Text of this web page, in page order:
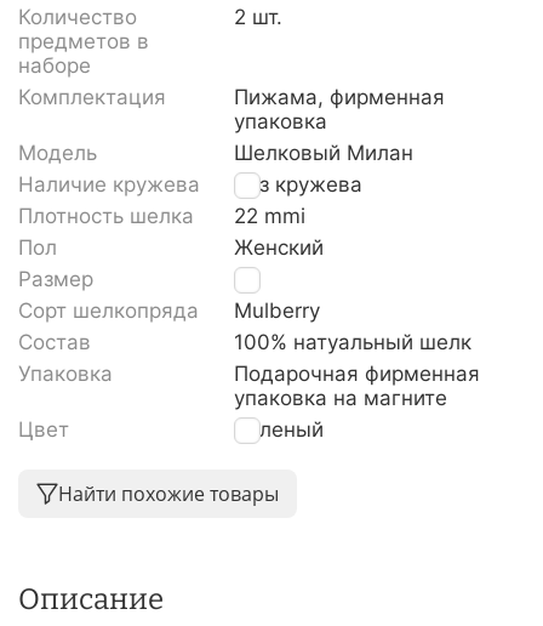
Количество
предметов в
наборе
2 шт.
Комплектация
Пижама, фирменная
упаковка
Модель
Шелковый Милан
Наличие кружева
Без кружева
Плотность шелка
22 mmi
Пол
Женский
Размер
S
Сорт шелкопряда
Mulberry
Состав
100% натуальный шелк
Упаковка
Подарочная фирменная
упаковка на магните
Цвет
Зеленый
Найти похожие товары
Описание